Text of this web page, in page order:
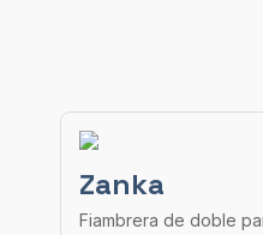
Zanka
Fiambrera de doble